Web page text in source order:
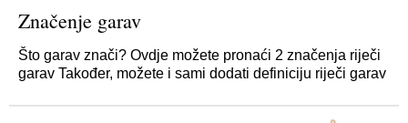
Značenje garav
Što garav znači? Ovdje možete pronaći 2 značenja riječi
garav Također, možete i sami dodati definiciju riječi garav